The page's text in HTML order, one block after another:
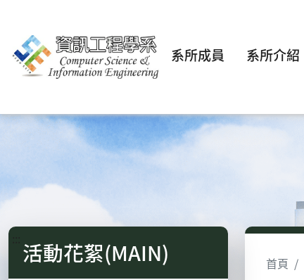
系所成員 系所介紹
活動花絮(MAIN) 首頁